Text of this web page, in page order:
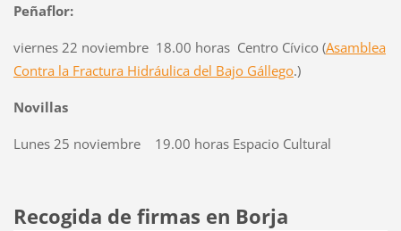
Peñaflor:
viernes 22 noviembre 18.00 horas Centro Cívico (Asamblea
Contra la Fractura Hidráulica del Bajo Gállego.)
Novillas
Lunes 25 noviembre 19.00 horas Espacio Cultural
Recogida de firmas en Borja